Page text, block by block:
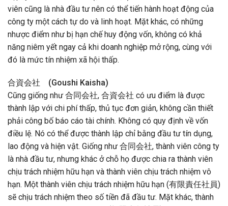
viên cũng là nhà đầu tư nên có thể tiến hành hoạt động của
công ty một cách tự do và linh hoạt. Mặt khác, có những
nhược điểm như bị hạn chế huy động vốn, không có khả
năng niêm yết ngay cả khi doanh nghiệp mở rộng, cùng với
đó là mức tín nhiệm xã hội thấp.
合資会社 (Goushi Kaisha)
Cũng giống như 合同会社, 合資会社 có ưu điểm là được
thành lập với chi phí thấp, thủ tục đơn giản, không cần thiết
phải công bố báo cáo tài chính. Không có quy định về vốn
điều lệ. Nó có thể được thành lập chỉ bằng đầu tư tín dụng,
lao động và hiện vật. Giống như 合同会社, thành viên công ty
là nhà đầu tư, nhưng khác ở chỗ họ được chia ra thành viên
chịu trách nhiệm hữu hạn và thành viên chịu trách nhiệm vô
hạn. Một thành viên chịu trách nhiệm hữu hạn (有限責任社員)
sẽ chịu trách nhiệm theo số tiền đã đầu tư. Mặt khác, thành